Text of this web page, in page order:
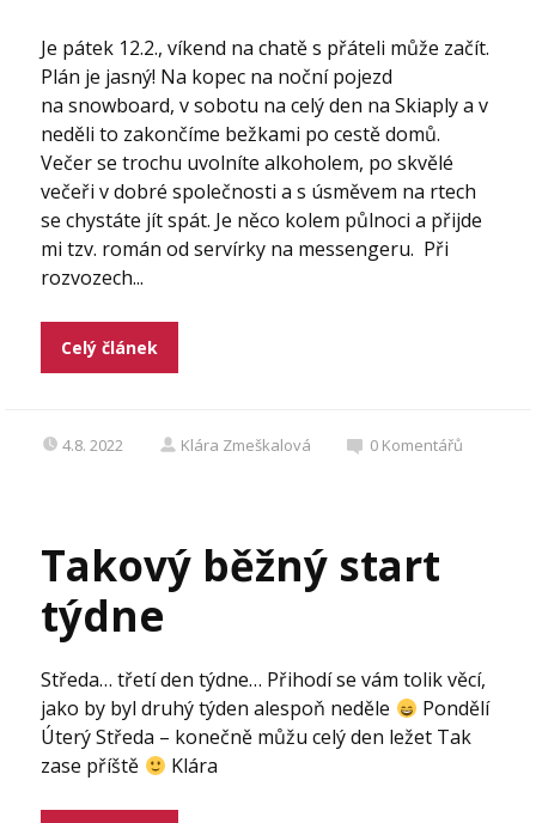
Je pátek 12.2., víkend na chatě s přáteli může začít.
Plán je jasný! Na kopec na noční pojezd
na snowboard, v sobotu na celý den na Skiaply a v
neděli to zakončíme bežkami po cestě domů.
Večer se trochu uvolníte alkoholem, po skvělé
večeři v dobré společnosti a s úsměvem na rtech
se chystáte jít spát. Je něco kolem půlnoci a přijde
mi tzv. román od servírky na messengeru. Při
rozvozech...
Celý článek
4.8. 2022 Klára Zmeškalová 0 Komentářů
Takový běžný start
týdne
Středa… třetí den týdne… Přihodí se vám tolik věcí,
jako by byl druhý týden alespoň neděle
Pondělí
Úterý Středa – konečně můžu celý den ležet Tak
zase příště
Klára